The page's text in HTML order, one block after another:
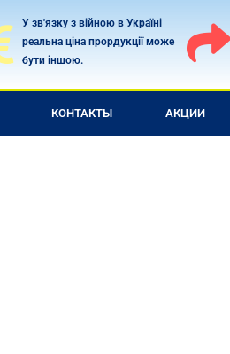
У зв'язку з війною в Україні
реальна ціна прордукції може
бути іншою.
КОНТАКТЫ АКЦИИ